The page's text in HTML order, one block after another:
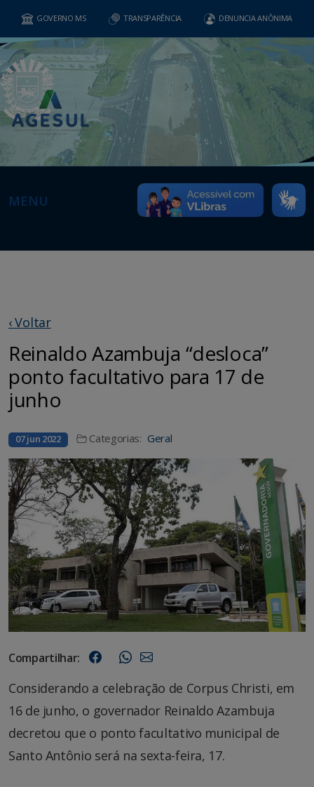
GOVERNO MS TRANSPARÊNCIA DENUNCIA ANÔNIMA
MENU
‹ Voltar
Reinaldo Azambuja “desloca”
ponto facultativo para 17 de
junho
07 jun 2022 Categorias: Geral
Compartilhar:
Considerando a celebração de Corpus Christi, em
16 de junho, o governador Reinaldo Azambuja
decretou que o ponto facultativo municipal de
Santo Antônio será na sexta-feira, 17.